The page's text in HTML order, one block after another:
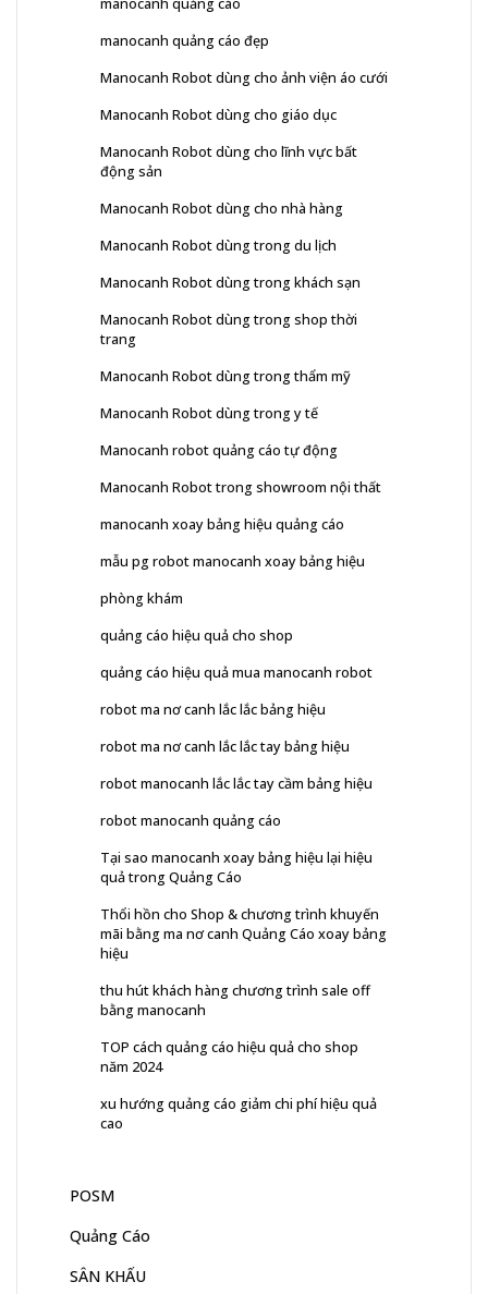
manocanh quảng cáo đẹp
Manocanh Robot dùng cho ảnh viện áo cưới
Manocanh Robot dùng cho giáo dục
Manocanh Robot dùng cho lĩnh vực bất
động sản
Manocanh Robot dùng cho nhà hàng
Manocanh Robot dùng trong du lịch
Manocanh Robot dùng trong khách sạn
Manocanh Robot dùng trong shop thời
trang
Manocanh Robot dùng trong thẩm mỹ
Manocanh Robot dùng trong y tế
Manocanh robot quảng cáo tự động
Manocanh Robot trong showroom nội thất
manocanh xoay bảng hiệu quảng cáo
mẫu pg robot manocanh xoay bảng hiệu
phòng khám
quảng cáo hiệu quả cho shop
quảng cáo hiệu quả mua manocanh robot
robot ma nơ canh lắc lắc bảng hiệu
robot ma nơ canh lắc lắc tay bảng hiệu
robot manocanh lắc lắc tay cầm bảng hiệu
robot manocanh quảng cáo
Tại sao manocanh xoay bảng hiệu lại hiệu
quả trong Quảng Cáo
Thổi hồn cho Shop & chương trình khuyến
mãi bằng ma nơ canh Quảng Cáo xoay bảng
hiệu
thu hút khách hàng chương trình sale off
bằng manocanh
TOP cách quảng cáo hiệu quả cho shop
năm 2024
xu hướng quảng cáo giảm chi phí hiệu quả
cao
POSM
Quảng Cáo
SÂN KHẤU